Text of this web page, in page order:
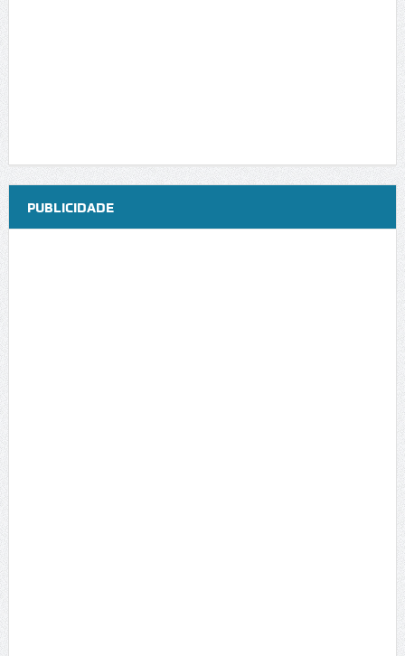
PUBLICIDADE